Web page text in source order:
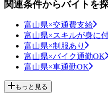
関連条件からバイトを
富山県×交通費支給
富山県×スキルが身に付
富山県×制服あり
富山県×バイク通勤OK
富山県×車通勤OK
もっと見る